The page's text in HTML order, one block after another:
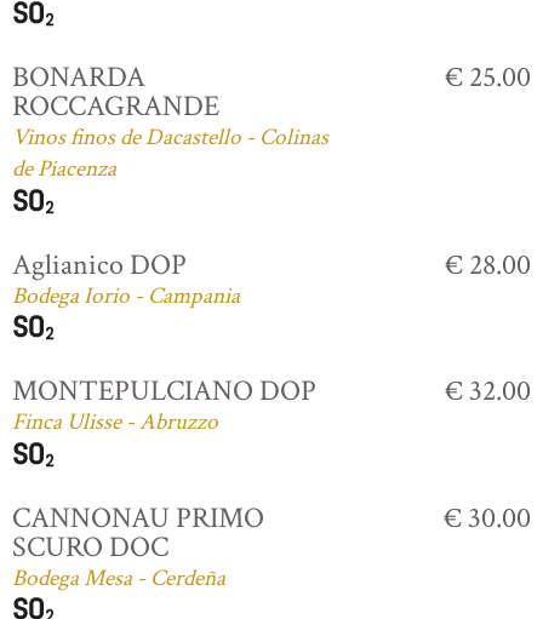
BONARDA
ROCCAGRANDE
Vinos finos de Dacastello - Colinas
de Piacenza
€ 25.00
Aglianico DOP
Bodega Iorio - Campania
€ 28.00
MONTEPULCIANO DOP
Finca Ulisse - Abruzzo
€ 32.00
CANNONAU PRIMO
SCURO DOC
Bodega Mesa - Cerdeña
€ 30.00